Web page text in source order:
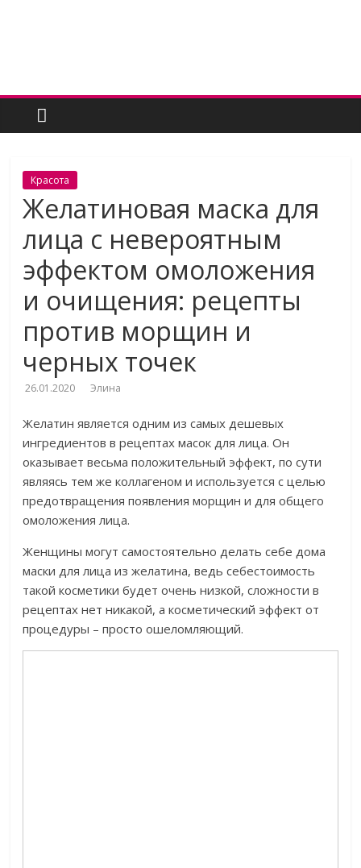
Женский
угодник
Блог
полезных
статей
для
женщин
Красота
Желатиновая маска для
лица с невероятным
эффектом омоложения
и очищения: рецепты
против морщин и
черных точек
26.01.2020 Элина
Желатин является одним из самых дешевых
ингредиентов в рецептах масок для лица. Он
оказывает весьма положительный эффект, по сути
являясь тем же коллагеном и используется с целью
предотвращения появления морщин и для общего
омоложения лица.
Женщины могут самостоятельно делать себе дома
маски для лица из желатина, ведь себестоимость
такой косметики будет очень низкой, сложности в
рецептах нет никакой, а косметический эффект от
процедуры – просто ошеломляющий.